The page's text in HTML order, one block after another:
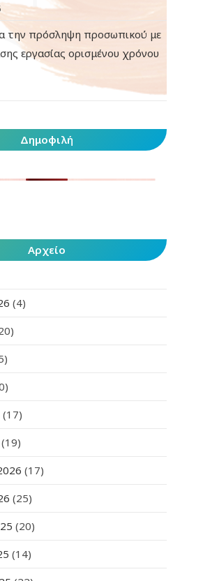
την πρόσληψη προσωπικού με
εργασίας ορισμένου χρόνου
Δημοφιλή
Αρχείο
(4)
(17)
(19)
(17)
(25)
(20)
(14)